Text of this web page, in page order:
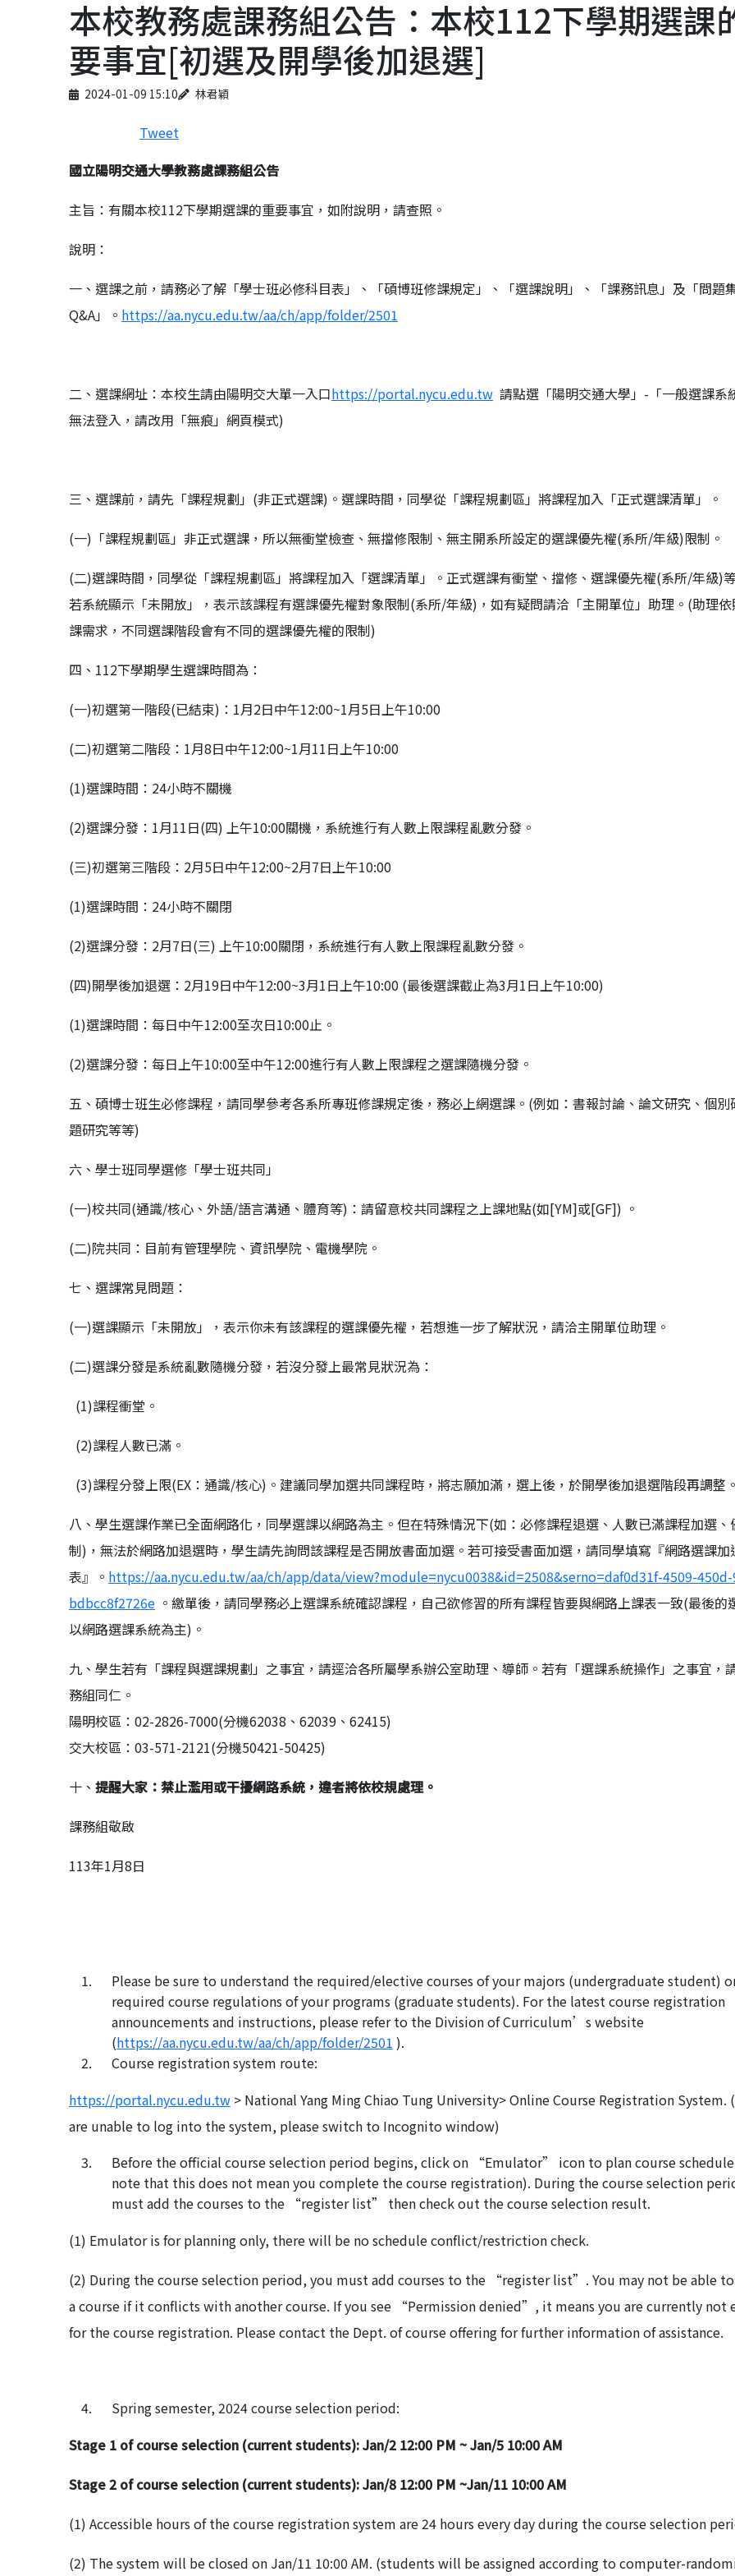
本校教務處課務組公告：本校112下學期選課
要事宜[初選及開學後加退選]
Published on
2024-01-09 15:10
Author 林君穎
Tweet
國立陽明交通大學教務處課務組公告
主旨：有關本校112下學期選課的重要事宜，如附說明，請查照。
說明：
一、選課之前，請務必了解「學士班必修科目表」、「碩博班修課規定」、「選課說明」、「課務訊息」及「問題
Q&A」。 https://aa.nycu.edu.tw/aa/ch/app/folder/2501
二、選課網址：本校生請由陽明交大單一入口https://portal.nycu.edu.tw 請點選「陽明交通大學」-「一般選課系
無法登入，請改用「無痕」網頁模式)
三、選課前，請先「課程規劃」(非正式選課)。選課時間，同學從「課程規劃區」將課程加入「正式選課清單」。
(一)「課程規劃區」非正式選課，所以無衝堂檢查、無擋修限制、無主開系所設定的選課優先權(系所/年級)限制。
(二)選課時間，同學從「課程規劃區」將課程加入「選課清單」。正式選課有衝堂、擋修、選課優先權(系所/年級)
若系統顯示「未開放」，表示該課程有選課優先權對象限制(系所/年級)，如有疑問請洽「主開單位」助理。(助理
課需求，不同選課階段會有不同的選課優先權的限制)
四、112下學期學生選課時間為：
(一)初選第一階段(已結束)：1月2日中午12:00~1月5日上午10:00
(二)初選第二階段：1月8日中午12:00~1月11日上午10:00
(1)選課時間：24小時不關機
(2)選課分發：1月11日(四) 上午10:00關機，系統進行有人數上限課程亂數分發。
(三)初選第三階段：2月5日中午12:00~2月7日上午10:00
(1)選課時間：24小時不關閉
(2)選課分發：2月7日(三) 上午10:00關閉，系統進行有人數上限課程亂數分發。
(四)開學後加退選：2月19日中午12:00~3月1日上午10:00 (最後選課截止為3月1日上午10:00)
(1)選課時間：每日中午12:00至次日10:00止。
(2)選課分發：每日上午10:00至中午12:00進行有人數上限課程之選課隨機分發。
五、碩博士班生必修課程，請同學參考各系所專班修課規定後，務必上網選課。(例如：書報討論、論文研究、個別
題研究等等)
六、學士班同學選修「學士班共同」
(一)校共同(通識/核心、外語/語言溝通、體育等)：請留意校共同課程之上課地點(如[YM]或[GF]) 。
(二)院共同：目前有管理學院、資訊學院、電機學院。
七、選課常見問題：
(一)選課顯示「未開放」，表示你未有該課程的選課優先權，若想進一步了解狀況，請洽主開單位助理。
(二)選課分發是系統亂數隨機分發，若沒分發上最常見狀況為：
(1)課程衝堂。
(2)課程人數已滿。
(3)課程分發上限(EX：通識/核心)。建議同學加選共同課程時，將志願加滿，選上後，於開學後加退選階段再調整
八、學生選課作業已全面網路化，同學選課以網路為主。但在特殊情況下(如：必修課程退選、人數已滿課程加選、
制)，無法於網路加退選時，學生請先詢問該課程是否開放書面加選。若可接受書面加選，請同學填寫『網路選課加
表』。 https://aa.nycu.edu.tw/aa/ch/app/data/view?module=nycu0038&id=2508&serno=daf0d31f-4509-
bdbcc8f2726e 。繳單後，請同學務必上選課系統確認課程，自己欲修習的所有課程皆要與網路上課表一致(最後的
以網路選課系統為主)。
九、學生若有「課程與選課規劃」之事宜，請逕洽各所屬學系辦公室助理、導師。若有「選課系統操作」之事宜，
務組同仁。
陽明校區：02-2826-7000(分機62038、62039、62415)
交大校區：03-571-2121(分機50421-50425)
十、 提醒大家：禁止濫用或干擾網路系統，違者將依校規處理。
課務組敬啟
113年1月8日
Please be sure to understand the required/elective courses of your majors (undergraduate student)
required course regulations of your programs (graduate students). For the latest course registration
announcements and instructions, please refer to the Division of Curriculum’s website
(https://aa.nycu.edu.tw/aa/ch/app/folder/2501 ).
Course registration system route:
https://portal.nycu.edu.tw > National Yang Ming Chiao Tung University> Online Course Registration System.
are unable to log into the system, please switch to Incognito window)
Before the official course selection period begins, click on “Emulator” icon to plan course
note that this does not mean you complete the course registration). During the course selection
must add the courses to the “register list” then check out the course selection result.
(1) Emulator is for planning only, there will be no schedule conflict/restriction check.
(2) During the course selection period, you must add courses to the “register list”. You may not be able
a course if it conflicts with another course. If you see “Permission denied”, it means you are currently not
for the course registration. Please contact the Dept. of course offering for further information of assistance.
Spring semester, 2024 course selection period:
Stage 1 of course selection (current students): Jan/2 12:00 PM ~ Jan/5 10:00 AM
Stage 2 of course selection (current students): Jan/8 12:00 PM ~Jan/11 10:00 AM
(1) Accessible hours of the course registration system are 24 hours every day during the course selection
(2) The system will be closed on Jan/11 10:00 AM. (students will be assigned according to computer-